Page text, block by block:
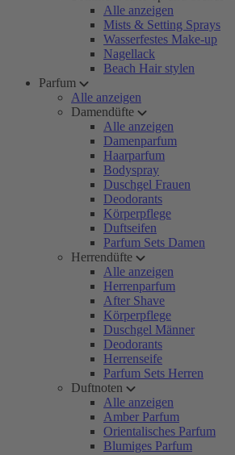
Alle anzeigen
Mists & Setting Sprays
Wasserfestes Make-up
Nagellack
Beach Hair stylen
Parfum
Alle anzeigen
Damendüfte
Alle anzeigen
Damenparfum
Haarparfum
Bodyspray
Duschgel Frauen
Deodorants
Körperpflege
Duftseifen
Parfum Sets Damen
Herrendüfte
Alle anzeigen
Herrenparfum
After Shave
Körperpflege
Duschgel Männer
Deodorants
Herrenseife
Parfum Sets Herren
Duftnoten
Alle anzeigen
Amber Parfum
Orientalisches Parfum
Blumiges Parfum